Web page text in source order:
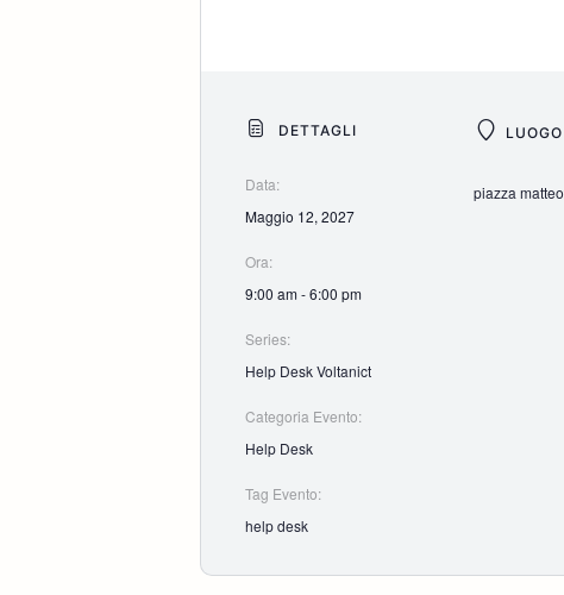
DETTAGLI
Data:
Maggio 12, 2027
Ora:
9:00 am - 6:00 pm
Series:
Help Desk Voltanict
Categoria Evento:
Help Desk
Tag Evento:
help desk
LUOGO
piazza